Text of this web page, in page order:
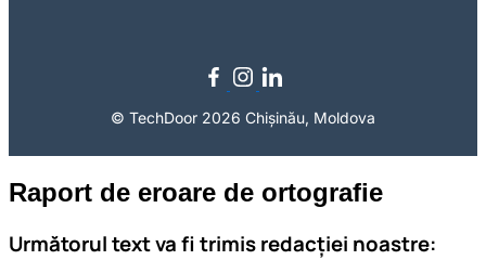
© TechDoor 2026 Chișinău, Moldova
Raport de eroare de ortografie
Următorul text va fi trimis redacției noastre: